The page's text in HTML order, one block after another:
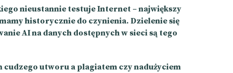
nieustannie testuje Internet – największy
historycznie do czynienia. Dzielenie się
AI na danych dostępnych w sieci są tego
cudzego utworu a plagiatem czy nadużyciem